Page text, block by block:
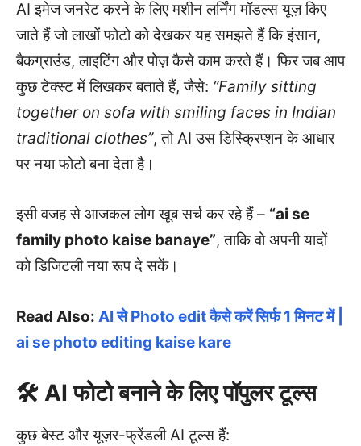
AI इमेज जनरेट करने के लिए मशीन लर्निंग मॉडल्स यूज़ किए
जाते हैं जो लाखों फोटो को देखकर यह समझते हैं कि इंसान,
बैकग्राउंड, लाइटिंग और पोज़ कैसे काम करते हैं। फिर जब आप
कुछ टेक्स्ट में लिखकर बताते हैं, जैसे: “Family sitting
together on sofa with smiling faces in Indian
traditional clothes”, तो AI उस डिस्क्रिप्शन के आधार
पर नया फोटो बना देता है।
इसी वजह से आजकल लोग खूब सर्च कर रहे हैं – “ai se
family photo kaise banaye”, ताकि वो अपनी यादों
को डिजिटली नया रूप दे सकें।
Read Also: AI से Photo edit कैसे करें सिर्फ 1 मिनट में |
ai se photo editing kaise kare
🛠️ AI फोटो बनाने के लिए पॉपुलर टूल्स
कुछ बेस्ट और यूज़र-फ्रेंडली AI टूल्स हैं: